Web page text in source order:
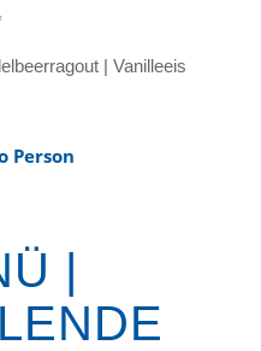
| Vanilleeis
Person
|